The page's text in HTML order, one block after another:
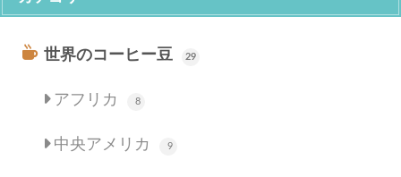
世界のコーヒー豆 29
アフリカ 8
中央アメリカ 9